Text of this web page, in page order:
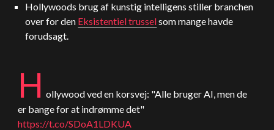
Hollywoods brug af kunstig intelligens stiller branchen
over for den Eksistentiel trusselsom mange havde
forudsagt.
H ollywood ved en korsvej: "Alle bruger AI, men de
er bange for at indrømme det"
https://t.co/SDoA1LDKUA